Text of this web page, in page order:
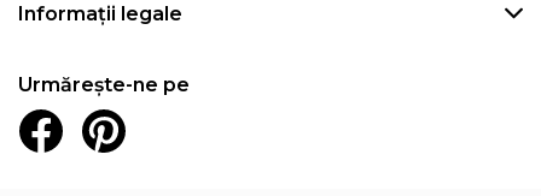
Informații legale
Urmărește-ne pe